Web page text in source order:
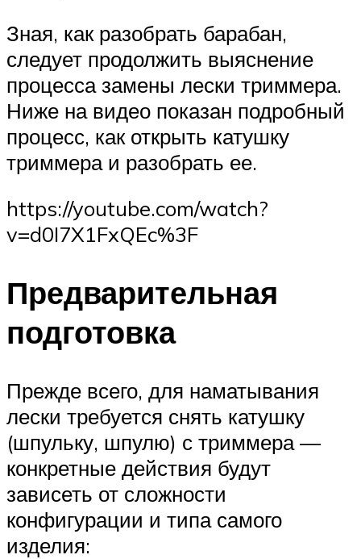
Зная, как разобрать барабан,
следует продолжить выяснение
процесса замены лески триммера.
Ниже на видео показан подробный
процесс, как открыть катушку
триммера и разобрать ее.
https://youtube.com/watch?
v=d0I7X1FxQEc%3F
Предварительная
подготовка
Прежде всего, для наматывания
лески требуется снять катушку
(шпульку, шпулю) с триммера —
конкретные действия будут
зависеть от сложности
конфигурации и типа самого
изделия: